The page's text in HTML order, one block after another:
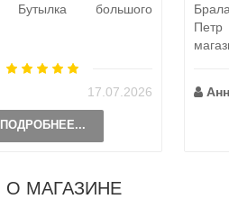
Бутылка большого
17.07.2026
ПОДРОБНЕЕ...
по
МАГАЗИНЕ